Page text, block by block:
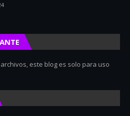
este blog es solo para uso